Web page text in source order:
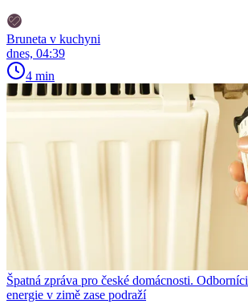
Bruneta v kuchyni
dnes, 04:39
4 min
Špatná zpráva pro české domácnosti.
energie v zimě zase podraží